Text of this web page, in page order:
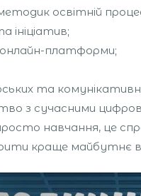
освітній
ініціатив;
онлайн-платформи;
та
з сучасними
навчання, це
краще майбутнє в